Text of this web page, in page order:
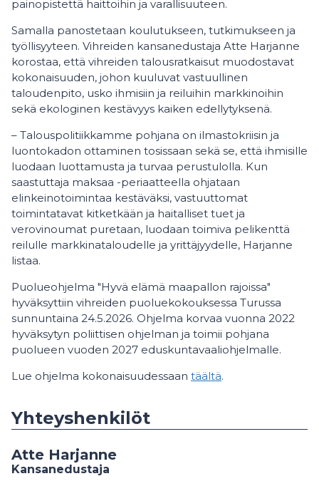
painopistettä haittoihin ja varallisuuteen.
Samalla panostetaan koulutukseen, tutkimukseen ja
työllisyyteen. Vihreiden kansanedustaja Atte Harjanne
korostaa, että vihreiden talousratkaisut muodostavat
kokonaisuuden, johon kuuluvat vastuullinen
taloudenpito, usko ihmisiin ja reiluihin markkinoihin
sekä ekologinen kestävyys kaiken edellytyksenä.
– Talouspolitiikkamme pohjana on ilmastokriisin ja
luontokadon ottaminen tosissaan sekä se, että ihmisille
luodaan luottamusta ja turvaa perustulolla. Kun
saastuttaja maksaa -periaatteella ohjataan
elinkeinotoimintaa kestäväksi, vastuuttomat
toimintatavat kitketkään ja haitalliset tuet ja
verovinoumat puretaan, luodaan toimiva pelikenttä
reilulle markkinataloudelle ja yrittäjyydelle, Harjanne
listaa.
Puolueohjelma "Hyvä elämä maapallon rajoissa"
hyväksyttiin vihreiden puoluekokouksessa Turussa
sunnuntaina 24.5.2026. Ohjelma korvaa vuonna 2022
hyväksytyn poliittisen ohjelman ja toimii pohjana
puolueen vuoden 2027 eduskuntavaaliohjelmalle.
Lue ohjelma kokonaisuudessaan täältä.
Yhteyshenkilöt
Atte Harjanne
Kansanedustaja